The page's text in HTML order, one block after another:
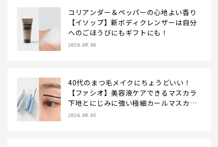
コリアンダー＆ペッパーの心地よい香り
【イソップ】新ボディクレンザーは自分
へのごほうびにもギフトにも！
2026.08.06
40代のまつ毛メイクにちょうどいい！
【ファシオ】美容液ケアできるマスカラ
下地とにじみに強い極細カールマスカラ
をお試し
2026.08.05